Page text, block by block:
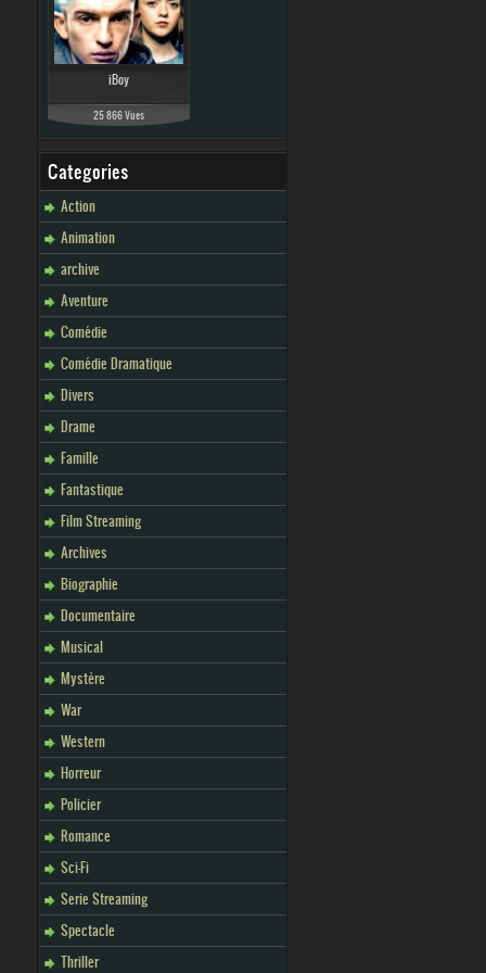
iBoy
25 866 Vues
Categories
Action
Animation
archive
Aventure
Comédie
Comédie Dramatique
Divers
Drame
Famille
Fantastique
Film Streaming
Archives
Biographie
Documentaire
Musical
Mystère
War
Western
Horreur
Policier
Romance
Sci-Fi
Serie Streaming
Spectacle
Thriller